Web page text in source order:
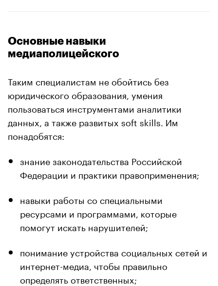
Основные навыки
медиаполицейского
Таким специалистам не обойтись без
юридического образования, умения
пользоваться инструментами аналитики
данных, а также развитых soft skills. Им
понадобятся:
знание законодательства Российской
Федерации и практики правоприменения;
навыки работы со специальными
ресурсами и программами, которые
помогут искать нарушителей;
понимание устройства социальных сетей и
интернет-медиа, чтобы правильно
определять ответственных;